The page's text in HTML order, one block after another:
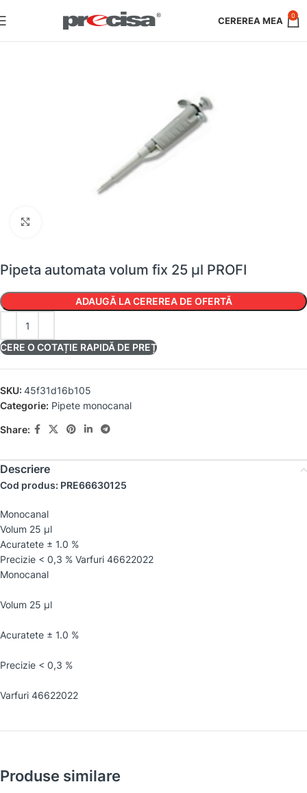
0
Pipeta automata volum fix 25 µl PROFI
ADAUGĂ LA CEREREA DE OFERTĂ
CERE O COTAȚIE RAPIDĂ DE PREȚ
SKU: 45f31d16b105
Categorie: Pipete monocanal
Share:
Descriere
Cod produs: PRE66630125
Monocanal
Volum 25 µl
Acuratete ± 1.0 %
Precizie < 0,3 % Varfuri 46622022
Monocanal
Volum 25 µl
Acuratete ± 1.0 %
Precizie < 0,3 %
Varfuri 46622022
Produse similare